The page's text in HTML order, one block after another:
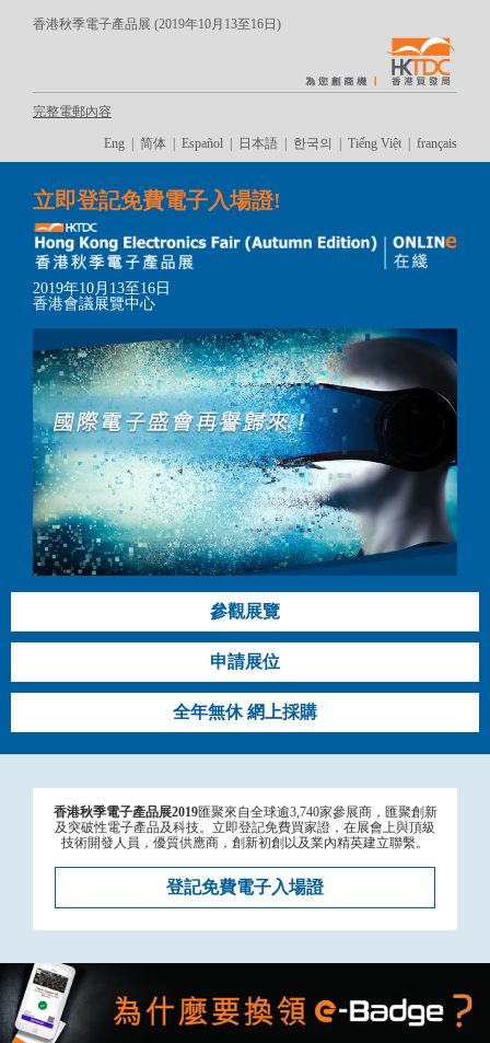
香港秋季電子產品展 (2019年10月13至16日)
完整電郵內容
Eng 简体 Español 日本語 한국의 Tiếng Việt français
立即登記免費電子入場證!
2019年10月13至16日
香港會議展覽中心
參觀展覽
申請展位
全年無休 網上採購
香港秋季電子產品展2019匯聚來自全球逾3,740家參展商，匯聚創新
及突破性電子產品及科技。立即登記免費買家證，在展會上與頂級
技術開發人員，優質供應商，創新初創以及業內精英建立聯繫。
登記免費電子入場證